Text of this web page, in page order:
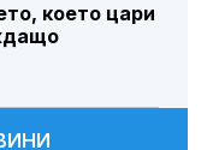
което цари